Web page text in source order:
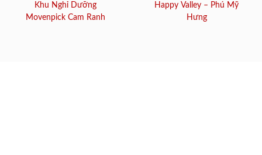
Khu Nghỉ Dưỡng
Movenpick Cam Ranh
Happy Valley – Phú Mỹ
Hưng